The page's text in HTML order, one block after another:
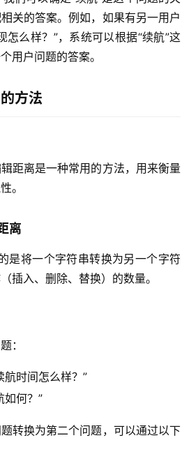
关的答案。例如，如果有另一用户
怎么样？”，系统可以根据“续航”这
用户问题的答案。
方法
距离是一种常用的方法，用来衡量
。
离
是将一个字符串转换为另一个字符
插入、删除、替换）的数量。
：
航时间怎么样？”
如何？”
转换为第二个问题，可以通过以下